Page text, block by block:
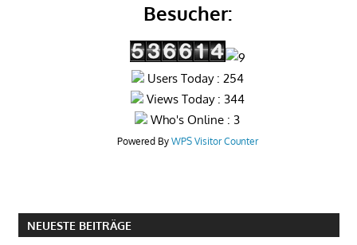
Besucher:
Users Today : 254
Views Today : 344
Who's Online : 3
Powered By WPS Visitor Counter
NEUESTE BEITRÄGE